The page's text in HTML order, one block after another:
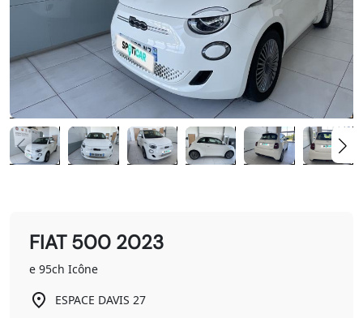
FIAT 500 2023
e 95ch Icône
ESPACE DAVIS 27